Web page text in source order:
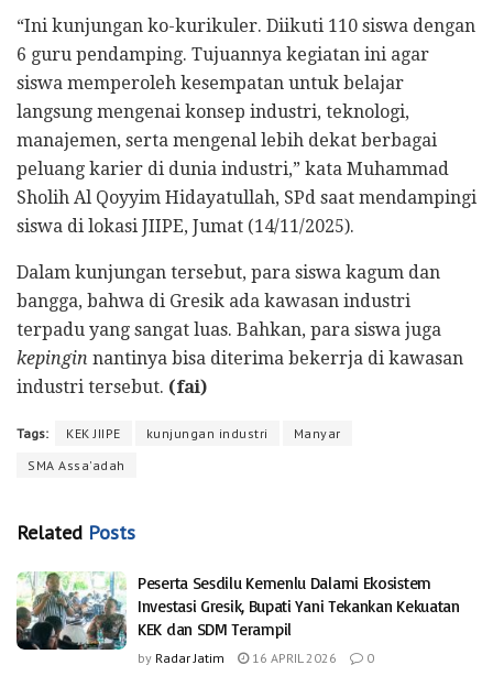
“Ini kunjungan ko-kurikuler. Diikuti 110 siswa dengan
6 guru pendamping. Tujuannya kegiatan ini agar
siswa memperoleh kesempatan untuk belajar
langsung mengenai konsep industri, teknologi,
manajemen, serta mengenal lebih dekat berbagai
peluang karier di dunia industri,” kata Muhammad
Sholih Al Qoyyim Hidayatullah, SPd saat mendampingi
siswa di lokasi JIIPE, Jumat (14/11/2025).
Dalam kunjungan tersebut, para siswa kagum dan
bangga, bahwa di Gresik ada kawasan industri
terpadu yang sangat luas. Bahkan, para siswa juga
kepingin nantinya bisa diterima bekerrja di kawasan
industri tersebut. (fai)
Tags: KEK JIIPE kunjungan industri
Manyar
SMA Assa'adah
Related Posts
Peserta Sesdilu Kemenlu Dalami Ekosistem
Investasi Gresik, Bupati Yani Tekankan Kekuatan
KEK dan SDM Terampil
by Radar Jatim 16 APRIL 2026 0